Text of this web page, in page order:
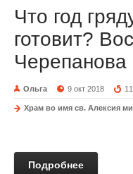
Что год
готовит?
Черепанова
Ольга 9 окт 2018
Храм во имя св. Алексия
Подробнее